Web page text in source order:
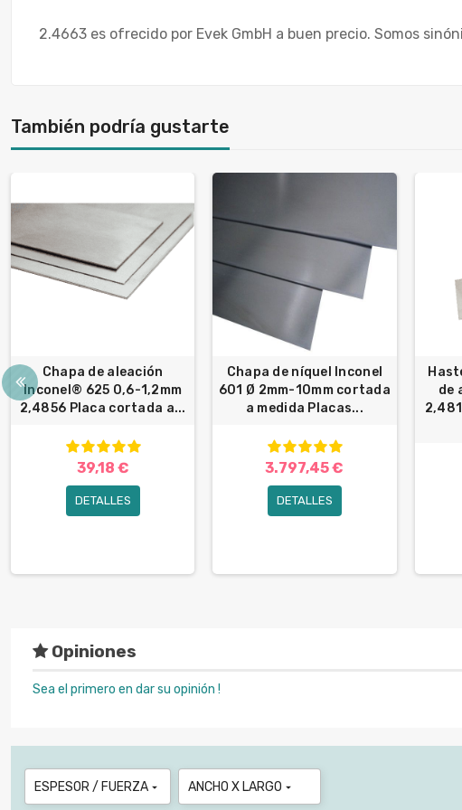
2.4663 es ofrecido por Evek GmbH a buen precio. Somos
También podría gustarte
Chapa de aleación
Inconel® 625 0,6-1,2mm
2,4856 Placa cortada a...
39,18 €
DETALLES
Chapa de níquel Inconel
601 Ø 2mm-10mm cortada
a medida Placas...
3.797,45 €
DETALLES
de
Opiniones
Sea el primero en dar su opinión !
ESPESOR / FUERZA  ANCHO X LARGO 